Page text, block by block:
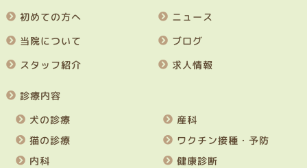
初めての方へ
当院について
スタッフ紹介
ニュース
ブログ
求人情報
診療内容
犬の診療
猫の診療
内科
産科
ワクチン接種・予防
健康診断